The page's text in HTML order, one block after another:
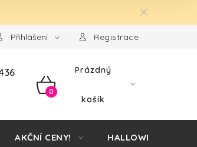
Přihlášení Registrace
NÁKUPNÍ
Prázdný
košík
AKČNÍ CENY! HALLOWEEN